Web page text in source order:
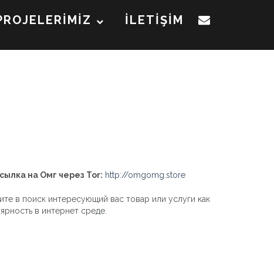
İLETİŞİM
на Омг через Tor: http://omgomg.store
в поиск интересующий вас товар или услуги как
в интернет среде.